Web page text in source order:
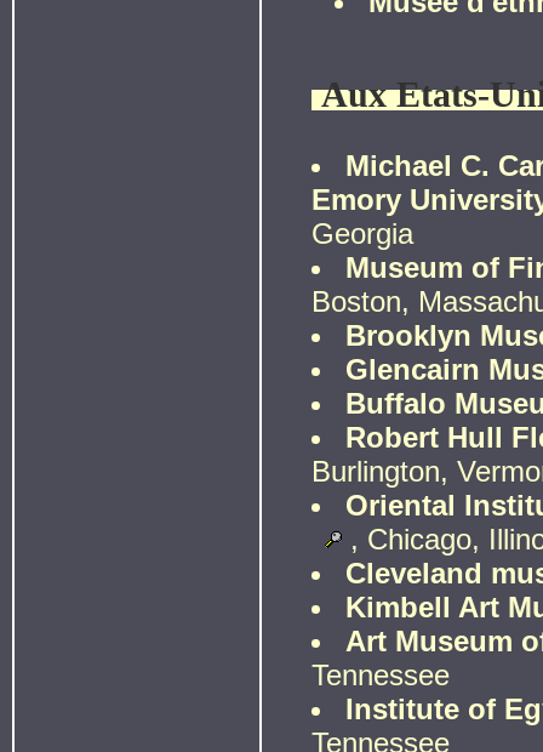
Aux Etats-
Michael C.
Emory
Georgia
Museum of
Boston,
Brooklyn
Glencairn
Buffalo
Robert Hull
Burlington,
Oriental
, Chicago,
Cleveland
Kimbell Art
Art Museum
Tennessee
Institute of
Tennessee